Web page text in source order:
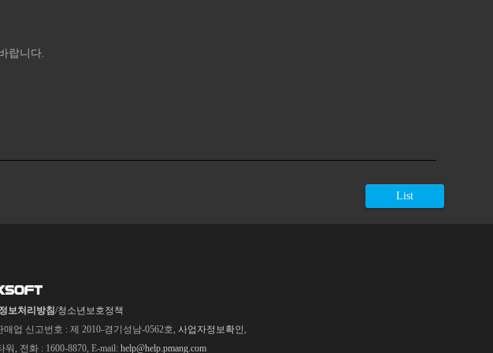
랍니다.
List
보처리방침/청소년보호정책
업 신고번호 : 제 2010-경기성남-0562호, 사업자정보확인,
, 전화 : 1600-8870, E-mail: help@help.pmang.com